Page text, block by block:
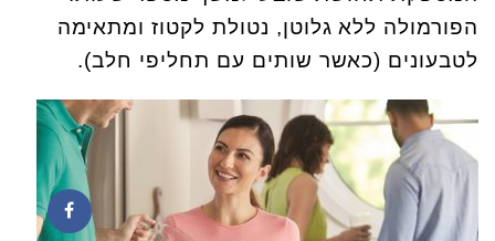
הפורמולה ללא גלוטן, נטולת לקטוז ומתאימה
לטבעונים (כאשר שותים עם תחליפי חלב).